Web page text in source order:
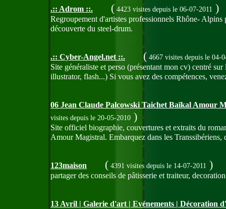
.:: Adrom ::. ( 4423 visites depuis le 06-07-2011 )
Regroupement d'artistes professionnels Rhône- Alpins
découverte du steel-drum.
.:: Cyber-Angel.net ::. ( 4667 visites depuis le 04-
Site généraliste et perso (présentant mon cv) centré
illustrator, flash...) Si vous avez des compétences,
06 Jean Claude Palcowski Taichet Baïkal Amour
visites depuis le 20-05-2010 )
Site officiel biographie, couvertures et extraits du
Amour Magistral. Embarquez dans les
123maison ( 4391 visites depuis le 14-07-2011 )
partager des conseils de pâtisserie et traiteur,
13 Avril | Galerie d'art | Evénements | Décoration